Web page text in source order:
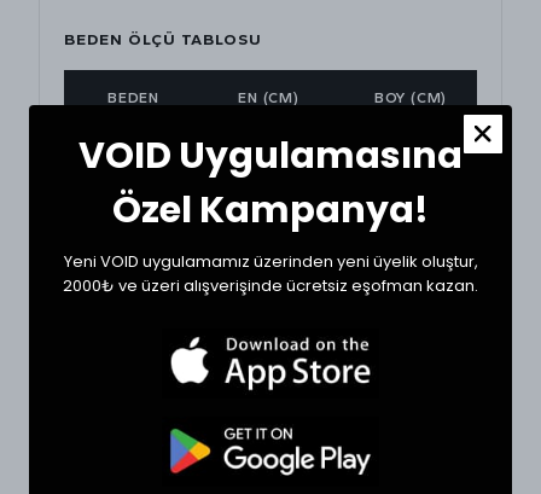
BEDEN ÖLÇÜ TABLOSU
BEDEN EN (CM) BOY (CM)
Small 59 69
Medium 61 70
Large 64 72
Tekstil ürünlerinde beden seçimi modellere göre
değişkenlik gösterebilir. En doğru seçim için
dolabınızdaki favori bir ürününüzün ölçülerini alıp
VOID Uygulamasına
Özel Kampanya!
Yeni VOID uygulamamız üzerinden yeni üyelik oluştur,
2000₺ ve üzeri alışverişinde ücretsiz eşofman kazan.